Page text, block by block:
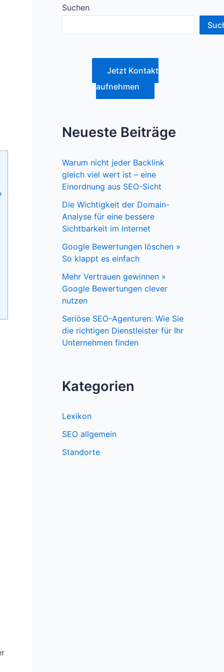
Suchen
Jetzt Kontakt
aufnehmen
Neueste Beiträge
Warum nicht jeder Backlink
gleich viel wert ist – eine
Einordnung aus SEO-Sicht
Die Wichtigkeit der Domain-
Analyse für eine bessere
Sichtbarkeit im Internet
Google Bewertungen löschen »
So klappt es einfach
Mehr Vertrauen gewinnen »
Google Bewertungen clever
nutzen
Seriöse SEO-Agenturen: Wie Sie
die richtigen Dienstleister für Ihr
Unternehmen finden
Kategorien
Lexikon
SEO allgemein
Standorte